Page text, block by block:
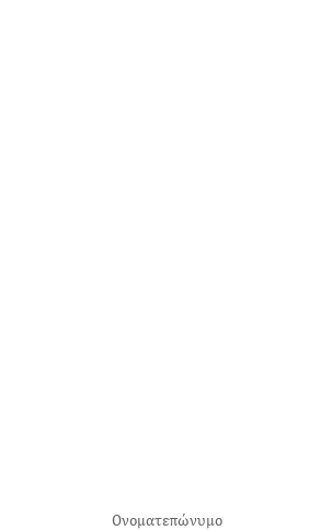
Ονοματεπώνυμο